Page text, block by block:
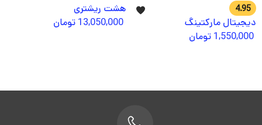
4.95
دیجیتال مارکتینگ
1,550,000 تومان
هشت ریشتری
13,050,000 تومان